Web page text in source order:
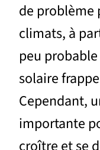
de problème
climats, à
peu
solaire
Cependant,
importante